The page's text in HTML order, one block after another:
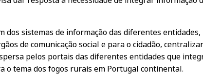
dos sistemas de informação das diferentes entidades,
de comunicação social e para o cidadão,
pelos portais das diferentes entidades que
o tema dos fogos rurais em Portugal continental.